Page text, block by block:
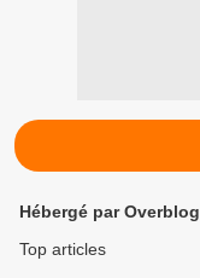
Hébergé par Overblog
Top articles